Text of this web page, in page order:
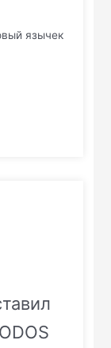
язычек